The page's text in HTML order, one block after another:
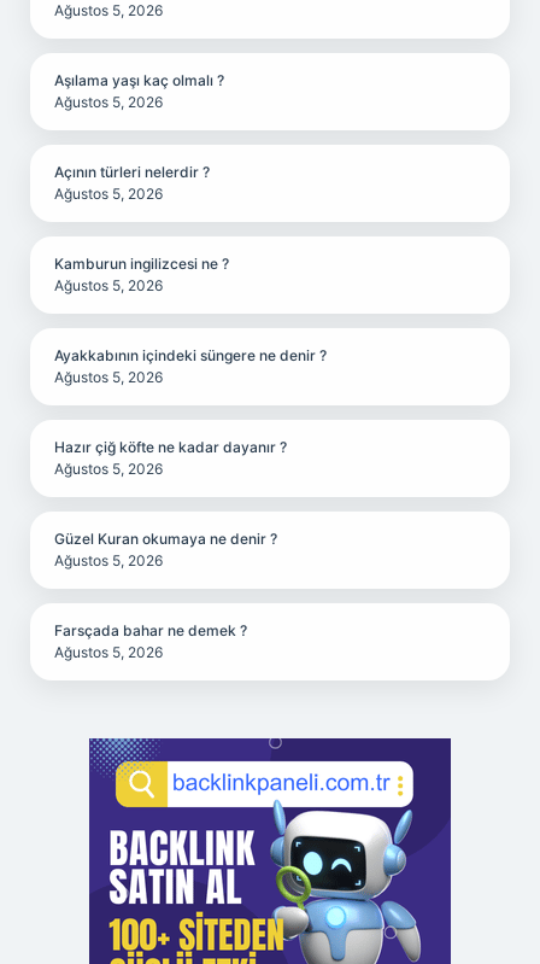
Ağustos 5, 2026
Aşılama yaşı kaç olmalı ?
Ağustos 5, 2026
Açının türleri nelerdir ?
Ağustos 5, 2026
Kamburun ingilizcesi ne ?
Ağustos 5, 2026
Ayakkabının içindeki süngere ne denir ?
Ağustos 5, 2026
Hazır çiğ köfte ne kadar dayanır ?
Ağustos 5, 2026
Güzel Kuran okumaya ne denir ?
Ağustos 5, 2026
Farsçada bahar ne demek ?
Ağustos 5, 2026